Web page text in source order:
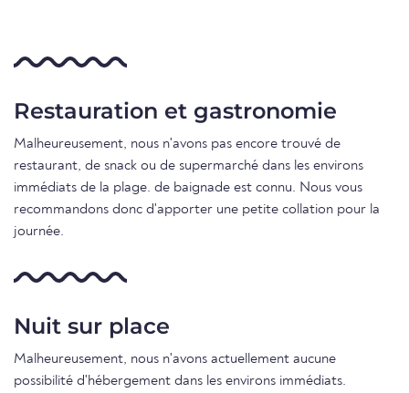
Restauration et gastronomie
Malheureusement, nous n'avons pas encore trouvé de
restaurant, de snack ou de supermarché dans les environs
immédiats de la plage. de baignade est connu. Nous vous
recommandons donc d'apporter une petite collation pour la
journée.
Nuit sur place
Malheureusement, nous n'avons actuellement aucune
possibilité d'hébergement dans les environs immédiats.